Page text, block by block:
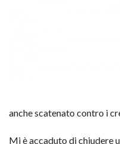
anche scatenato contro i
Mi è accaduto di chiudere